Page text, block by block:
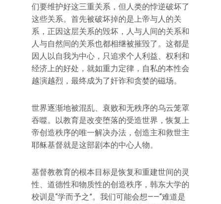
们要维护好这三重关系，但人类的悖逆破坏了
这些关系。首先被破坏掉的是上帝与人的关
系，正因这层关系的毁坏，人与人间的关系和
人与自然间的关系也都相继被摧毁了。这都是
因人以自我为中心，只追求个人利益、权利和
经济上的好处，就如重力定律，自私的本性会
越演越烈，最终成为了奸诈和贪婪的磁场。
世界逐渐地被混乱、衰败和无秩序的乌云笼罩
吞噬。以教育是改变堕落的受造世界，恢复上
帝创造秩序的唯一解决办法，创造主和救世主
耶稣基督就是这部剧本的中心人物。
基督教教育的根本目标是恢复和重建世间的灵
性、道德性和物质性的创造秩序，韩东大学的
校训是“学而予之”。我们可能会想——“难道是